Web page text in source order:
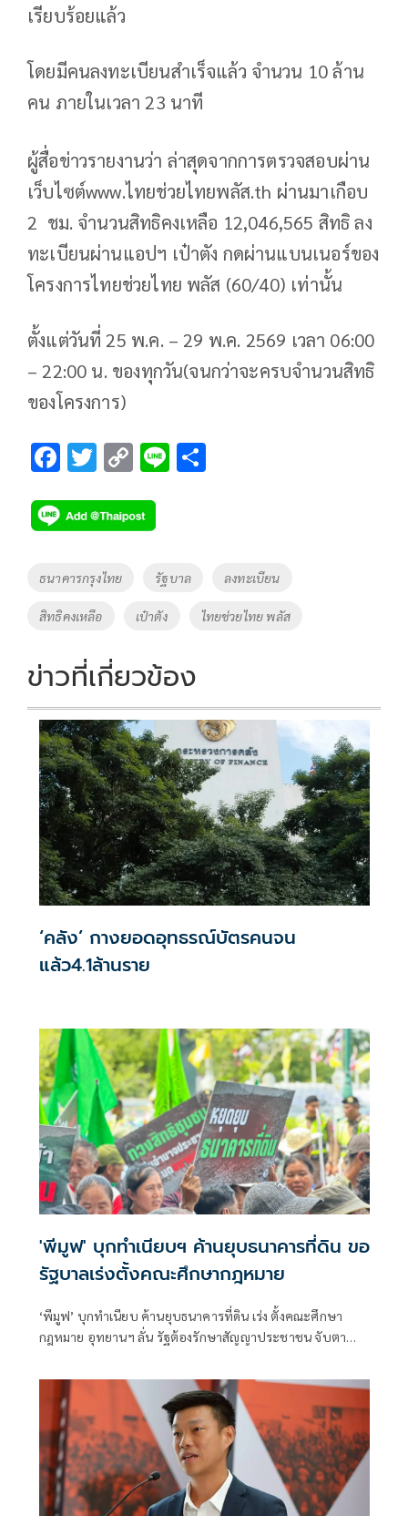
เรียบร้อยแล้ว
โดยมีคนลงทะเบียนสำเร็จแล้ว จำนวน 10 ล้าน
คน ภายในเวลา 23 นาที
ผู้สื่อข่าวรายงานว่า ล่าสุดจากการตรวจสอบผ่าน
เว็บไซต์www.ไทยช่วยไทยพลัส.th ผ่านมาเกือบ
2 ชม. จำนวนสิทธิคงเหลือ 12,046,565 สิทธิ ลง
ทะเบียนผ่านแอปฯ เป๋าตัง กดผ่านแบนเนอร์ของ
โครงการไทยช่วยไทย พลัส (60/40) เท่านั้น
ตั้งแต่วันที่ 25 พ.ค. – 29 พ.ค. 2569 เวลา 06:00
– 22:00 น. ของทุกวัน(จนกว่าจะครบจำนวนสิทธิ
ของโครงการ)
F
e
b
o
o
k
T
tt
er
C
p
y
Li
n
k
Li
Tags
ธนาคารกรุงไทย รัฐบาล ลงทะเบียน
สิทธิคงเหลือ เป๋าตัง ไทยช่วยไทย พลัส
ข่าวที่เกี่ยวข้อง
‘คลัง’ กางยอดอุทธรณ์บัตรคนจน
แล้ว4.1ล้านราย
'พีมูฟ' บุกทำเนียบฯ ค้านยุบธนาคารที่ดิน ขอ
รัฐบาลเร่งตั้งคณะศึกษากฎหมาย
‘พีมูฟ’ บุกทำเนียบ ค้านยุบธนาคารที่ดิน เร่ง ตั้งคณะศึกษา
กฎหมาย อุทยานฯ ลั่น รัฐต้องรักษาสัญญาประชาชน จับตา